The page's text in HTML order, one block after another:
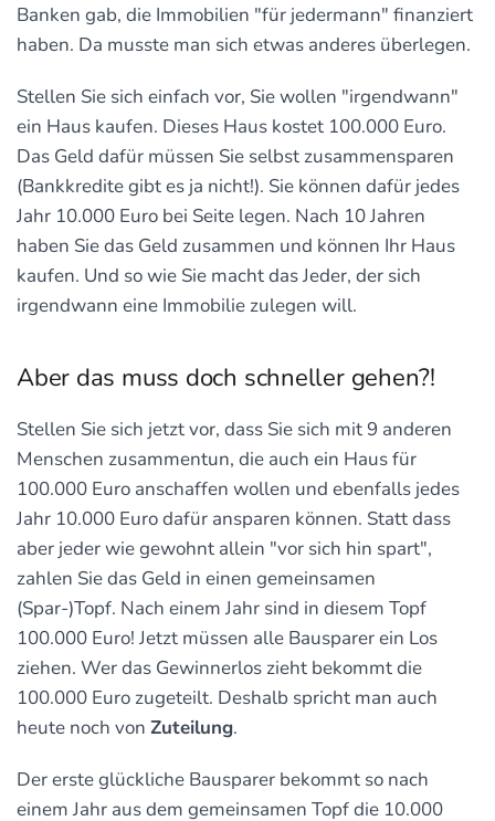
Banken gab, die Immobilien "für jedermann" finanziert
haben. Da musste man sich etwas anderes überlegen.
Stellen Sie sich einfach vor, Sie wollen "irgendwann"
ein Haus kaufen. Dieses Haus kostet 100.000 Euro.
Das Geld dafür müssen Sie selbst zusammensparen
(Bankkredite gibt es ja nicht!). Sie können dafür jedes
Jahr 10.000 Euro bei Seite legen. Nach 10 Jahren
haben Sie das Geld zusammen und können Ihr Haus
kaufen. Und so wie Sie macht das Jeder, der sich
irgendwann eine Immobilie zulegen will.
Aber das muss doch schneller gehen?!
Stellen Sie sich jetzt vor, dass Sie sich mit 9 anderen
Menschen zusammentun, die auch ein Haus für
100.000 Euro anschaffen wollen und ebenfalls jedes
Jahr 10.000 Euro dafür ansparen können. Statt dass
aber jeder wie gewohnt allein "vor sich hin spart",
zahlen Sie das Geld in einen gemeinsamen
(Spar-)Topf. Nach einem Jahr sind in diesem Topf
100.000 Euro! Jetzt müssen alle Bausparer ein Los
ziehen. Wer das Gewinnerlos zieht bekommt die
100.000 Euro zugeteilt. Deshalb spricht man auch
heute noch von Zuteilung.
Der erste glückliche Bausparer bekommt so nach
einem Jahr aus dem gemeinsamen Topf die 10.000